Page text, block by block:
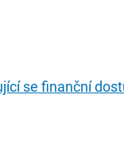
se finanční